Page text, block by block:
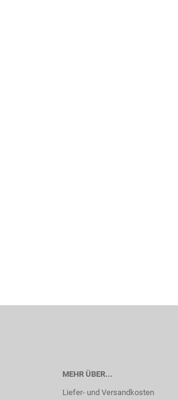
MEHR ÜBER...
Liefer- und Versandkosten